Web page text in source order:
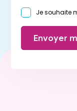
Je souhaite
Envoyer